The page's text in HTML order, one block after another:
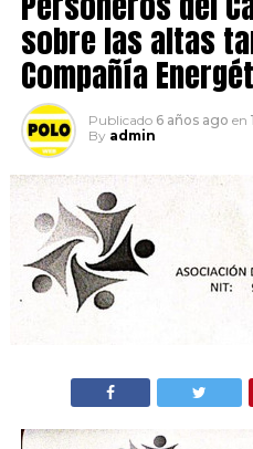
sobre las altas
Compañía
Publicado 6 años ago en
By admin